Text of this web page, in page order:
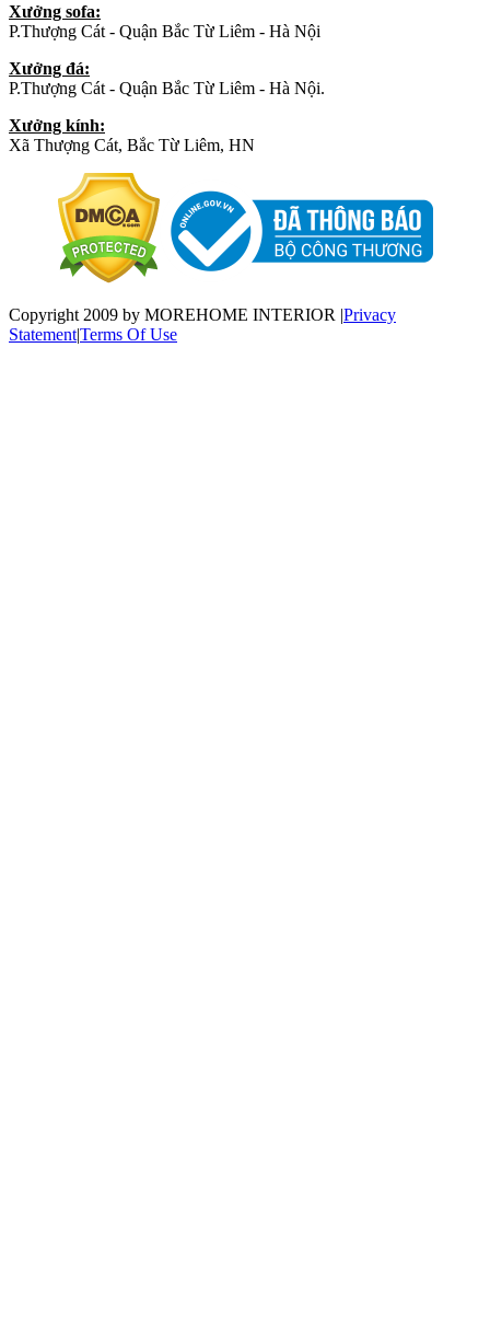
Xưởng sofa:
P.Thượng Cát - Quận Bắc Từ Liêm - Hà Nội
Xưởng đá:
P.Thượng Cát - Quận Bắc Từ Liêm - Hà Nội.
Xưởng kính:
Xã Thượng Cát, Bắc Từ Liêm, HN
Copyright 2009 by MOREHOME INTERIOR |Privacy
Statement|Terms Of Use